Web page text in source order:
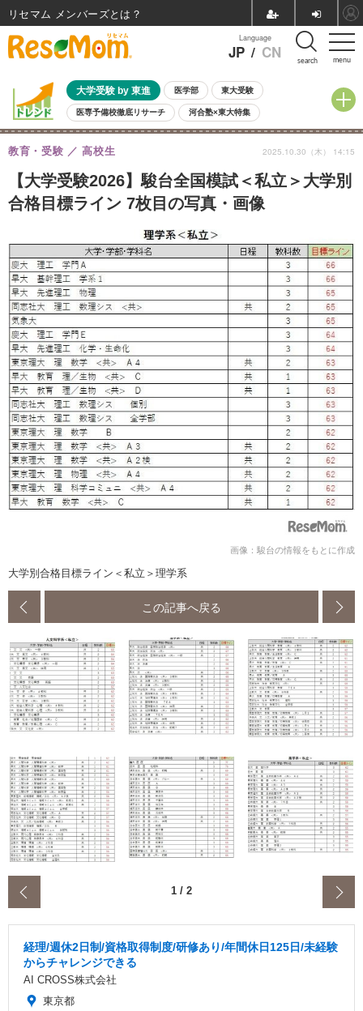
menu
Language
JP / CN search
大学受験 by 東進 医学部 東大受験
医専予備校徹底リサーチ 河合塾×東大特集
親子で考える大学選び 高校受験 中学受験 小学校受験
共通テスト 夏休み
8月開催イベント・WS 全国公立高校 過去問 人気記事
自由研究教材（小学生向け） 自由研究教材（中学生向け）
【大学受験2026】駿台全国模試＜私立＞大学別
合格目標ライン 7枚目の写真・画像
教育・受験 高校生 2025.10.30（木） 14:15
画像：駿台の情報をもとに作成
大学別合格目標ライン＜私立＞理学系
この記事へ戻る
1 / 2
経理/週休2日制/資格取得制度/研修あり/年間休日125日/未経験
からチャレンジできる
AI CROSS株式会社
東京都
リセマム メンバーズ